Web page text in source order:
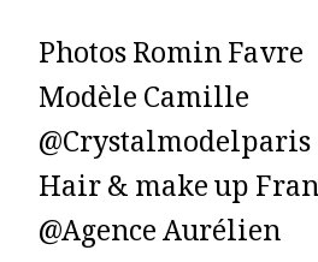
Photos Romin Favre
Modèle Camille
@Crystalmodelparis
Hair & make up
@Agence Aurélien